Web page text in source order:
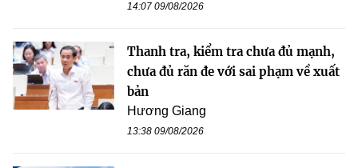
14:07 09/08/2026
Thanh tra, kiểm tra chưa đủ mạnh,
chưa đủ răn đe với sai phạm về xuất
bản
Hương Giang
13:38 09/08/2026